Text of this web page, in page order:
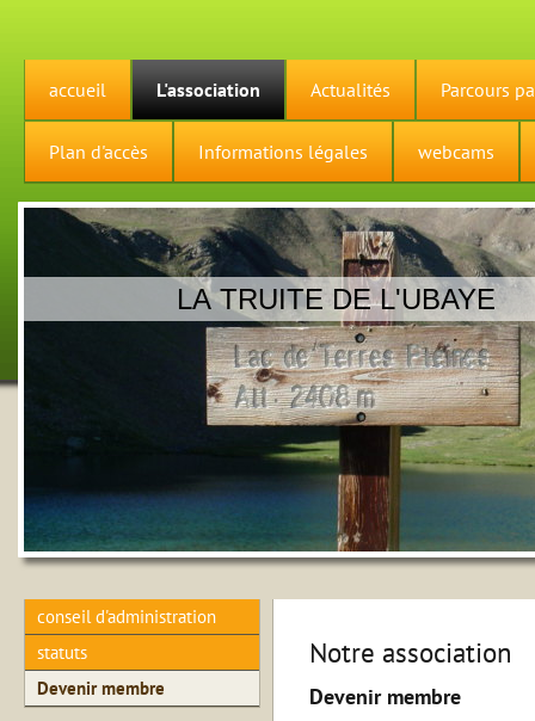
accueil L'association Actualités Parcours
Plan d'accès Informations légales webcams
LA TRUITE DE L'UBAYE
conseil d'administration
statuts
Devenir membre
Notre association
Devenir membre